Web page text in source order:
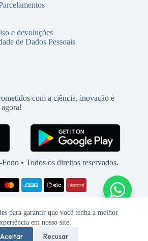
para garantir que você tenha a melhor
em nosso site.
Aceitar Recusar
e devoluções
de Dados Pessoais
com a ciência, inovação e
• Todos os direitos reservados.